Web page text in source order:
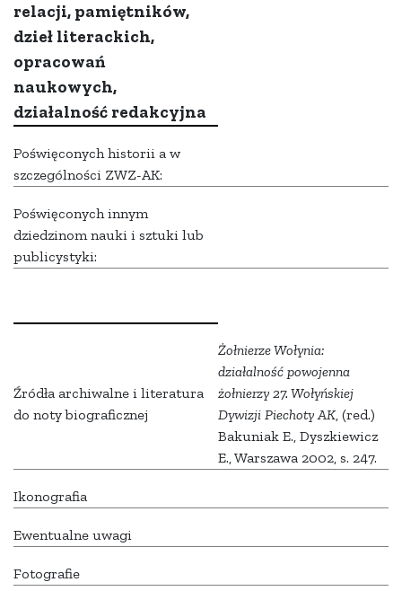
relacji, pamiętników,
dzieł literackich,
opracowań
naukowych,
działalność redakcyjna
Poświęconych historii a w
szczególności ZWZ-AK:
Poświęconych innym
dziedzinom nauki i sztuki lub
publicystyki:
Źródła archiwalne i literatura
do noty biograficznej
Żołnierze Wołynia:
działalność powojenna
żołnierzy 27. Wołyńskiej
Dywizji Piechoty AK, (red.)
Bakuniak E., Dyszkiewicz
E., Warszawa 2002, s. 247.
Ikonografia
Ewentualne uwagi
Fotografie